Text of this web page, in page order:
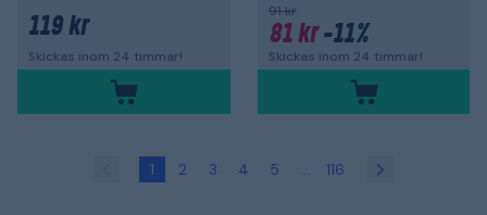
119 kr
Skickas inom 24 timmar!
91 kr
81 kr-11%
Skickas inom 24 timmar!
1 2 3 4 5 ... 116